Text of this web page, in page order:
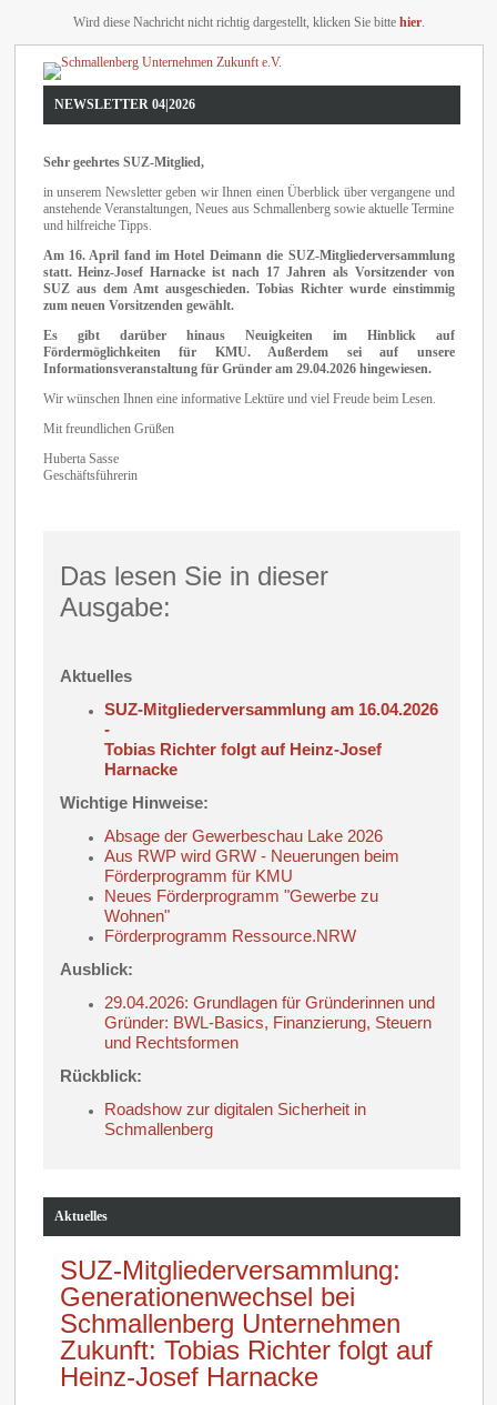
Wird diese Nachricht nicht richtig dargestellt, klicken Sie bitte hier.
NEWSLETTER 04|2026
Sehr geehrtes SUZ-Mitglied,
in unserem Newsletter geben wir Ihnen einen Überblick über vergangene und
anstehende Veranstaltungen, Neues aus Schmallenberg sowie aktuelle Termine
und hilfreiche Tipps.
Am 16. April fand im Hotel Deimann die SUZ-Mitgliederversammlung
statt.Heinz-Josef Harnacke ist nach 17 Jahren als Vorsitzender von
SUZ aus dem Amt ausgeschieden. Tobias Richter wurde einstimmig
zum neuen Vorsitzenden gewählt.
Es gibt darüber hinaus Neuigkeiten im Hinblick auf
Fördermöglichkeiten für KMU. Außerdem sei auf unsere
Informationsveranstaltung für Gründer am 29.04.2026 hingewiesen.
Wir wünschen Ihnen eine informative Lektüre und viel Freude beim Lesen.
Mit freundlichen Grüßen
Huberta Sasse
Geschäftsführerin
Das lesen Sie in dieser
Ausgabe:
Aktuelles
SUZ-Mitgliederversammlung am 16.04.2026
-
Tobias Richter folgt auf Heinz-Josef
Harnacke
Wichtige Hinweise:
Absage der Gewerbeschau Lake 2026
Aus RWP wird GRW - Neuerungen beim
Förderprogramm für KMU
Neues Förderprogramm "Gewerbe zu
Wohnen"
Förderprogramm Ressource.NRW
Ausblick:
29.04.2026: Grundlagen für Gründerinnen und
Gründer: BWL-Basics, Finanzierung, Steuern
und Rechtsformen
Rückblick:
Roadshow zur digitalen Sicherheit in
Schmallenberg
Aktuelles
SUZ-Mitgliederversammlung:
Generationenwechsel bei
Schmallenberg Unternehmen
Zukunft: Tobias Richter folgt auf
Heinz-Josef Harnacke